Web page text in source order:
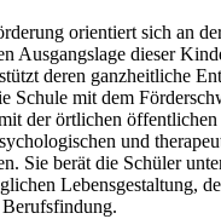
orientiert sich an
Ausgangslage dieser
deren ganzheitliche
Schule mit dem
der örtlichen
und
Sie berät die Schüler
Lebensgestaltung,